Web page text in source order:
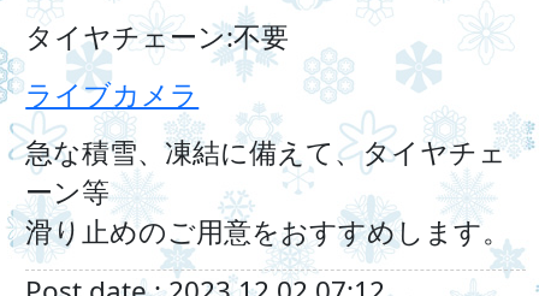
タイヤチェーン:不要
ライブカメラ
急な積雪、凍結に備えて、タイヤチェ
ーン等
滑り止めのご用意をおすすめします。